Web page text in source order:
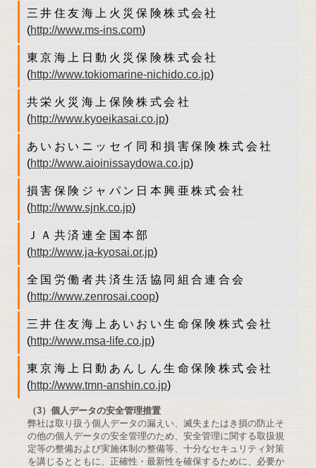
三井住友海上火災保険株式会社
(http://www.ms-ins.com)
東京海上日動火災保険株式会社
(http://www.tokiomarine-nichido.co.jp)
共栄火災海上保険株式会社
(http://www.kyoeikasai.co.jp)
あいおいニッセイ同和損害保険株式会社
(http://www.aioinissaydowa.co.jp)
損害保険ジャパン日本興亜株式会社
(http://www.sjnk.co.jp)
ＪＡ共済連全国本部
(http://www.ja-kyosai.or.jp)
全国労働者共済生活協同組合連合会
(http://www.zenrosai.coop)
三井住友海上あいおい生命保険株式会社
(http://www.msa-life.co.jp)
東京海上日動あんしん生命保険株式会社
(http://www.tmn-anshin.co.jp)
（3）個人データの安全管理措置
弊社は取り扱う個人データの漏えい、滅失またはき損の防止そ
の他の個人データの安全管理のため、安全管理に関する取扱規
定等の整備および実施体制の整備等、十分なセキュリティ対策
を講じるとともに、正確性・最新性を確保するために、必要か